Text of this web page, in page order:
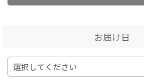
お届け日